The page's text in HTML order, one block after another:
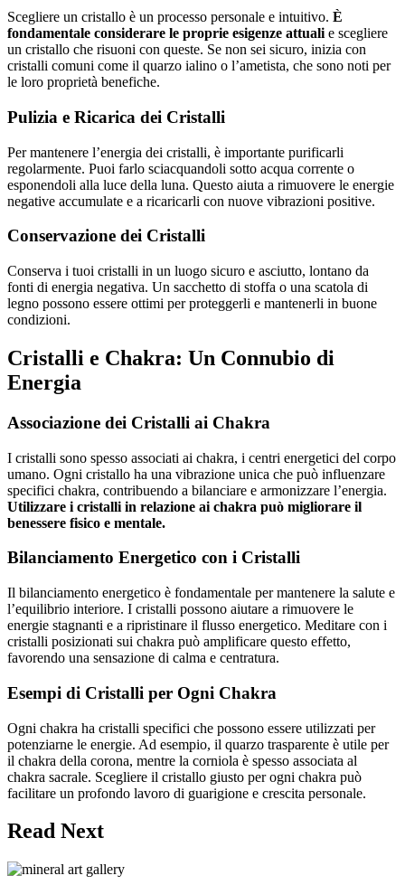
Scegliere un cristallo è un processo personale e intuitivo. È
fondamentale considerare le proprie esigenze attuali e scegliere
un cristallo che risuoni con queste. Se non sei sicuro, inizia con
cristalli comuni come il quarzo ialino o l’ametista, che sono noti per
le loro proprietà benefiche.
Pulizia e Ricarica dei Cristalli
Per mantenere l’energia dei cristalli, è importante purificarli
regolarmente. Puoi farlo sciacquandoli sotto acqua corrente o
esponendoli alla luce della luna. Questo aiuta a rimuovere le energie
negative accumulate e a ricaricarli con nuove vibrazioni positive.
Conservazione dei Cristalli
Conserva i tuoi cristalli in un luogo sicuro e asciutto, lontano da
fonti di energia negativa. Un sacchetto di stoffa o una scatola di
legno possono essere ottimi per proteggerli e mantenerli in buone
condizioni.
Cristalli e Chakra: Un Connubio di
Energia
Associazione dei Cristalli ai Chakra
I cristalli sono spesso associati ai chakra, i centri energetici del corpo
umano. Ogni cristallo ha una vibrazione unica che può influenzare
specifici chakra, contribuendo a bilanciare e armonizzare l’energia.
Utilizzare i cristalli in relazione ai chakra può migliorare il
benessere fisico e mentale.
Bilanciamento Energetico con i Cristalli
Il bilanciamento energetico è fondamentale per mantenere la salute e
l’equilibrio interiore. I cristalli possono aiutare a rimuovere le
energie stagnanti e a ripristinare il flusso energetico. Meditare con i
cristalli posizionati sui chakra può amplificare questo effetto,
favorendo una sensazione di calma e centratura.
Esempi di Cristalli per Ogni Chakra
Ogni chakra ha cristalli specifici che possono essere utilizzati per
potenziarne le energie. Ad esempio, il quarzo trasparente è utile per
il chakra della corona, mentre la corniola è spesso associata al
chakra sacrale. Scegliere il cristallo giusto per ogni chakra può
facilitare un profondo lavoro di guarigione e crescita personale.
Read Next